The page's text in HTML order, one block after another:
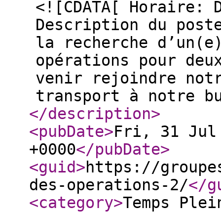
<![CDATA[ Horaire:
Description du poste
la recherche
opérations pour
venir rejoindre
transport à notre
</description>
<pubDate>Fri, 31 Jul
+0000</pubDate>
<guid>https://
des-operations-2/</
<category>Temps